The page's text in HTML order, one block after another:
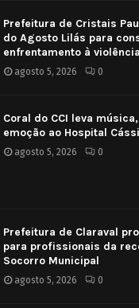
Prefeitura de Cristais
do Agosto Lilás para
enfrentamento à
agosto 5, 2026 0
Coral do CCI leva
emoção ao Hospital
agosto 5, 2026 0
Prefeitura de Claraval
para profissionais da
Socorro Municipal
agosto 5, 2026 0